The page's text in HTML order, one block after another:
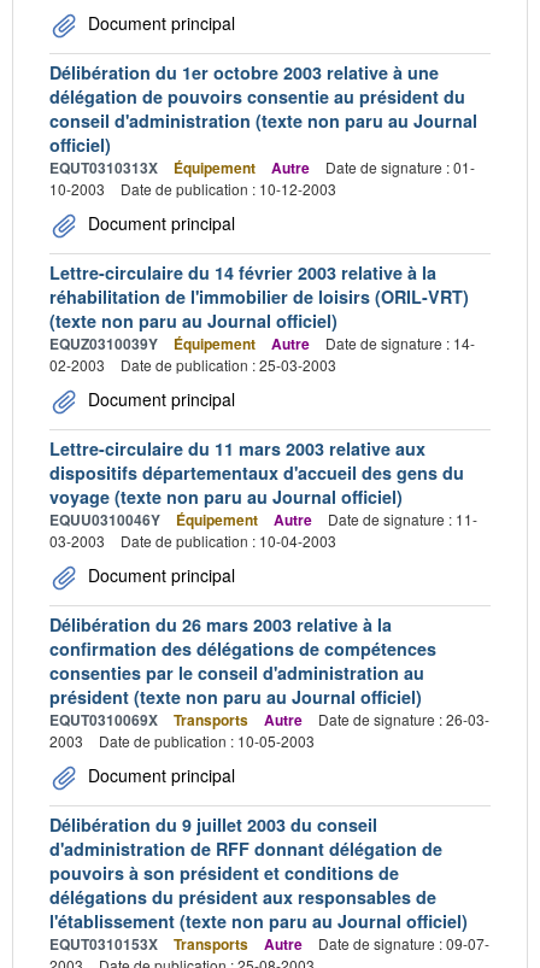
Document principal
Délibération du 1er octobre 2003 relative à une
délégation de pouvoirs consentie au président du
conseil d'administration (texte non paru au Journal
officiel)
EQUT0310313X Équipement Autre
Date de signature : 01-
10-2003
Date de publication : 10-12-2003
Document principal
Lettre-circulaire du 14 février 2003 relative à la
réhabilitation de l'immobilier de loisirs (ORIL-VRT)
(texte non paru au Journal officiel)
EQUZ0310039Y Équipement Autre
Date de signature : 14-
02-2003
Date de publication : 25-03-2003
Document principal
Lettre-circulaire du 11 mars 2003 relative aux
dispositifs départementaux d'accueil des gens du
voyage (texte non paru au Journal officiel)
EQUU0310046Y Équipement Autre
Date de signature : 11-
03-2003
Date de publication : 10-04-2003
Document principal
Délibération du 26 mars 2003 relative à la
confirmation des délégations de compétences
consenties par le conseil d'administration au
président (texte non paru au Journal officiel)
EQUT0310069X Transports Autre
Date de signature : 26-03-
2003
Date de publication : 10-05-2003
Document principal
Délibération du 9 juillet 2003 du conseil
d'administration de RFF donnant délégation de
pouvoirs à son président et conditions de
délégations du président aux responsables de
l'établissement (texte non paru au Journal officiel)
EQUT0310153X Transports Autre
Date de signature : 09-07-